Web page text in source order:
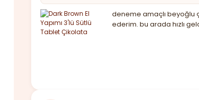
deneme amaçlı beyoğlu
ederim. bu arada hızlı